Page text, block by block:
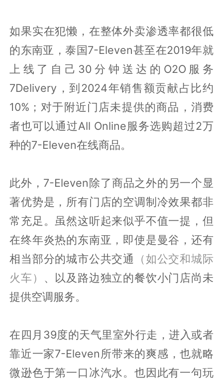
如果实在犯懒，在整体外卖渗透率都很低
的东南亚，泰国7-Eleven甚至在2019年就
上线了自己30分钟送达的O2O服务
7Delivery，到2024年销售额贡献占比约
10%；对于附近门店未提供的商品，消费
者也可以通过All Online服务选购超过2万
种的7-Eleven在线商品。
此外，7-Eleven除了商品之外的另一个显
著优势是，所有门店的空调制冷效果都非
常充足。虽然这听起来似乎不值一提，但
在终年炎热的东南亚，即使是曼谷，还有
相当部分的城市公共交通
（如公交和城际
火车） 、以及路边独立的餐饮小门店尚未
提供空调服务。
在四月39度的天气里室外行走，进入或者
靠近一家7-Eleven所带来的爽感，也就略
微逊色于第一口冰汽水。也因此有一句玩